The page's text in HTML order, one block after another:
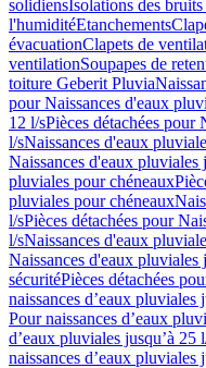
solidiensIsolations des
l'humiditéEtanchements
évacuationClapets de
ventilationSoupapes de
toiture Geberit Pluvia
pour Naissances d'eaux
12 l/sPièces détachées pour
l/sNaissances d'eaux
Naissances d'eaux pluviales
pluviales pour chéneaux
pluviales pour chéneaux
l/sPièces détachées pour
l/sNaissances d'eaux
Naissances d'eaux pluviales
sécuritéPièces détachées
naissances d’eaux pluviales
Pour naissances d’eaux
d’eaux pluviales jusqu’à 25
naissances d’eaux pluviales